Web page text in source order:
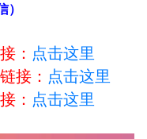
： 点击这里
接： 点击这里
： 点击这里